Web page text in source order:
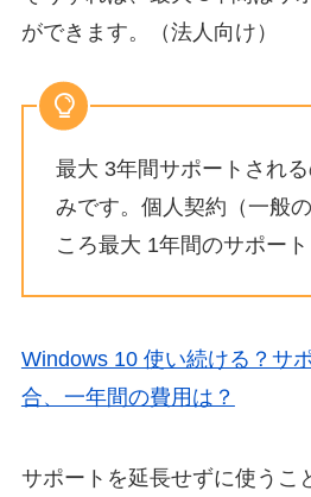
ができます。（法人向け）
最大 3年間サポートされ
みです。個人契約（一般
ころ最大 1年間のサポート
Windows 10 使い続ける？サ
合、一年間の費用は？
サポートを延長せずに使うこ